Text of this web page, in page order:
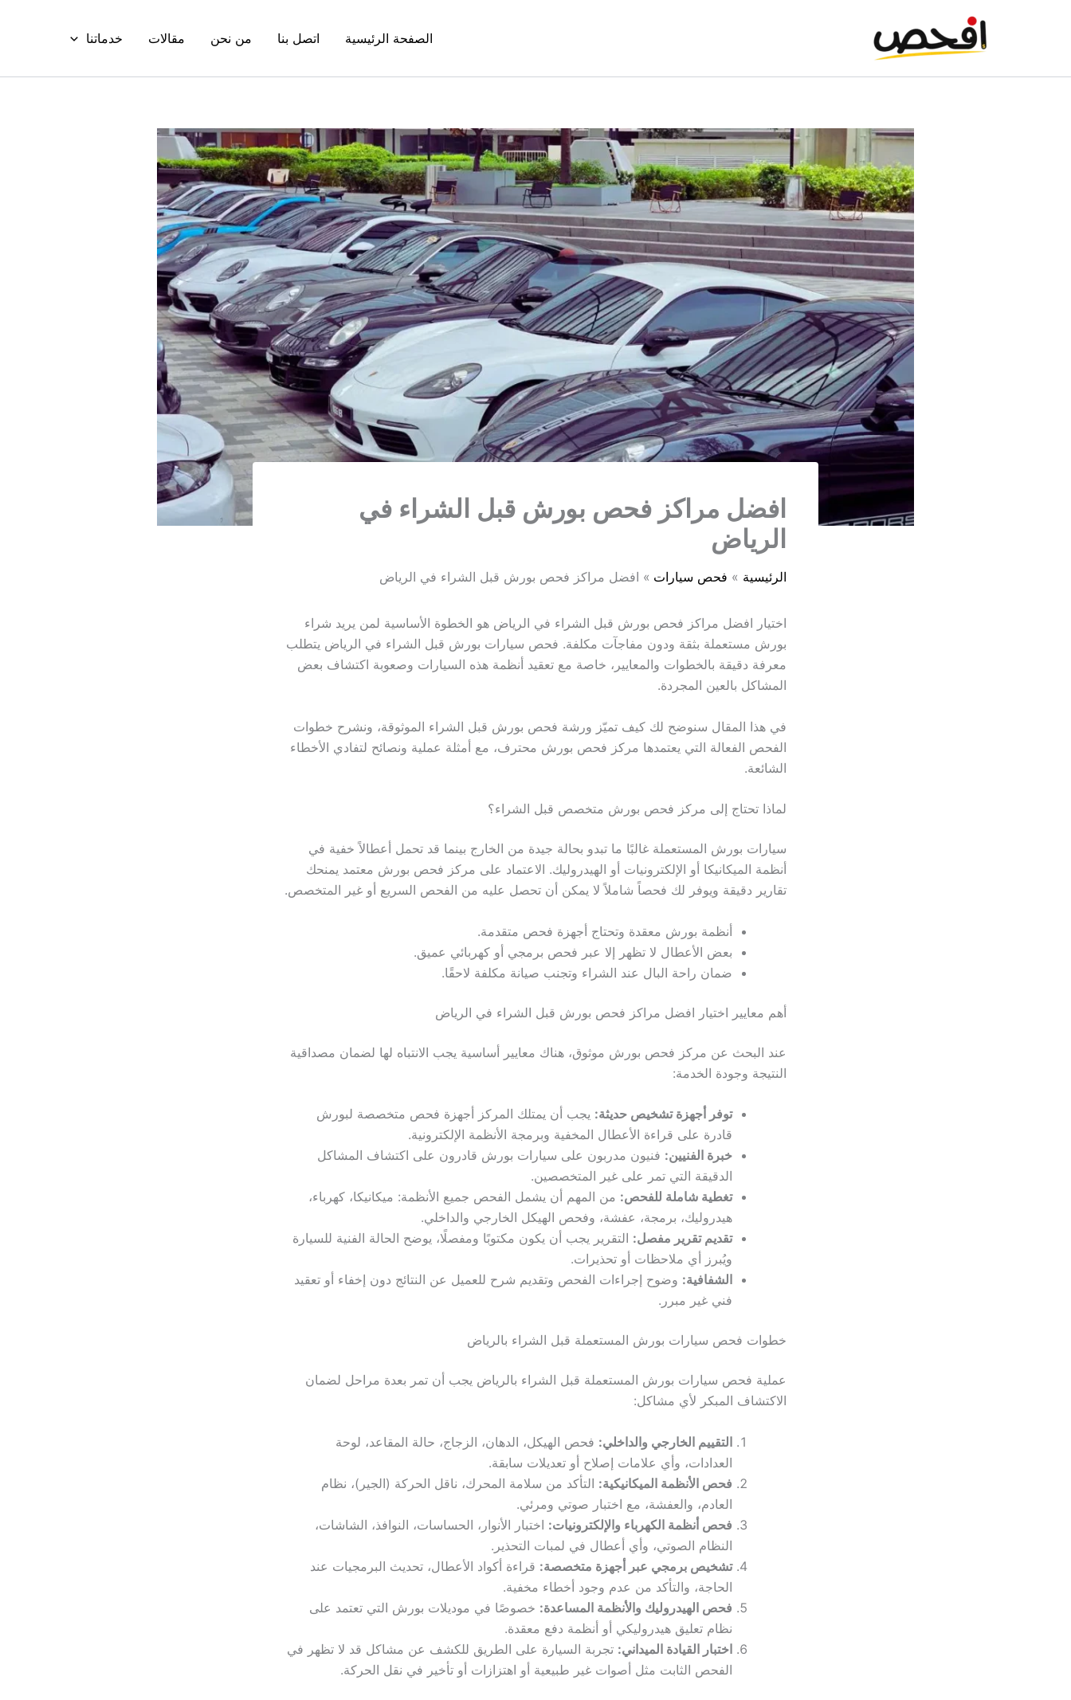
الصفحة الرئيسية اتصل بنا من نحن مقالات خدماتنا
افضل مراكز فحص بورش قبل الشراء في
الرياض
الرئيسية فحص سيارات افضل مراكز فحص بورش قبل الشراء في الرياض
اختيار افضل مراكز فحص بورش قبل الشراء في الرياض هو الخطوة الأساسية لمن يريد شراء
بورش مستعملة بثقة ودون مفاجآت مكلفة. فحص سيارات بورش قبل الشراء في الرياض يتطلب
معرفة دقيقة بالخطوات والمعايير، خاصة مع تعقيد أنظمة هذه السيارات وصعوبة اكتشاف بعض
المشاكل بالعين المجردة.
في هذا المقال سنوضح لك كيف تميّز ورشة فحص بورش قبل الشراء الموثوقة، ونشرح خطوات
الفحص الفعالة التي يعتمدها مركز فحص بورش محترف، مع أمثلة عملية ونصائح لتفادي الأخطاء
الشائعة.
لماذا تحتاج إلى مركز فحص بورش متخصص قبل الشراء؟
سيارات بورش المستعملة غالبًا ما تبدو بحالة جيدة من الخارج بينما قد تحمل أعطالاً خفية في
أنظمة الميكانيكا أو الإلكترونيات أو الهيدروليك. الاعتماد على مركز فحص بورش معتمد يمنحك
تقارير دقيقة ويوفر لك فحصاً شاملاً لا يمكن أن تحصل عليه من الفحص السريع أو غير المتخصص.
أنظمة بورش معقدة وتحتاج أجهزة فحص متقدمة.
بعض الأعطال لا تظهر إلا عبر فحص برمجي أو كهربائي عميق.
ضمان راحة البال عند الشراء وتجنب صيانة مكلفة لاحقًا.
أهم معايير اختيار افضل مراكز فحص بورش قبل الشراء في الرياض
عند البحث عن مركز فحص بورش موثوق، هناك معايير أساسية يجب الانتباه لها لضمان مصداقية
النتيجة وجودة الخدمة:
توفر أجهزة تشخيص حديثة: يجب أن يمتلك المركز أجهزة فحص متخصصة لبورش
قادرة على قراءة الأعطال المخفية وبرمجة الأنظمة الإلكترونية.
خبرة الفنيين: فنيون مدربون على سيارات بورش قادرون على اكتشاف المشاكل
الدقيقة التي تمر على غير المتخصصين.
تغطية شاملة للفحص: من المهم أن يشمل الفحص جميع الأنظمة: ميكانيكا، كهرباء،
هيدروليك، برمجة، عفشة، وفحص الهيكل الخارجي والداخلي.
تقديم تقرير مفصل: التقرير يجب أن يكون مكتوبًا ومفصلًا، يوضح الحالة الفنية للسيارة
ويُبرز أي ملاحظات أو تحذيرات.
الشفافية: وضوح إجراءات الفحص وتقديم شرح للعميل عن النتائج دون إخفاء أو تعقيد
فني غير مبرر.
خطوات فحص سيارات بورش المستعملة قبل الشراء بالرياض
عملية فحص سيارات بورش المستعملة قبل الشراء بالرياض يجب أن تمر بعدة مراحل لضمان
الاكتشاف المبكر لأي مشاكل:
التقييم الخارجي والداخلي: فحص الهيكل، الدهان، الزجاج، حالة المقاعد، لوحة
العدادات، وأي علامات إصلاح أو تعديلات سابقة.
فحص الأنظمة الميكانيكية: التأكد من سلامة المحرك، ناقل الحركة (الجير)، نظام
العادم، والعفشة، مع اختبار صوتي ومرئي.
فحص أنظمة الكهرباء والإلكترونيات: اختبار الأنوار، الحساسات، النوافذ، الشاشات،
النظام الصوتي، وأي أعطال في لمبات التحذير.
تشخيص برمجي عبر أجهزة متخصصة: قراءة أكواد الأعطال، تحديث البرمجيات عند
الحاجة، والتأكد من عدم وجود أخطاء مخفية.
فحص الهيدروليك والأنظمة المساعدة: خصوصًا في موديلات بورش التي تعتمد على
نظام تعليق هيدروليكي أو أنظمة دفع معقدة.
اختبار القيادة الميداني: تجربة السيارة على الطريق للكشف عن مشاكل قد لا تظهر في
الفحص الثابت مثل أصوات غير طبيعية أو اهتزازات أو تأخير في نقل الحركة.